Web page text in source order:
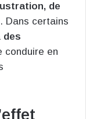
de
. Dans certains
des
conduire en